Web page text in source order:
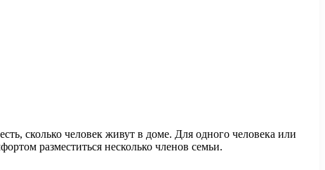
сколько человек живут в доме. Для одного человека или
разместиться несколько членов семьи.